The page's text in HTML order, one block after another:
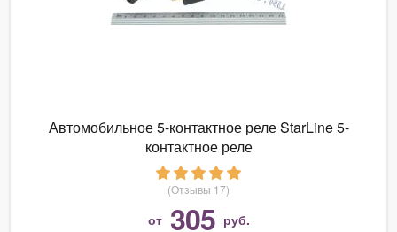
Автомобильное 5-контактное реле StarLine 5-
контактное реле
(Отзывы 17)
от 305 руб.